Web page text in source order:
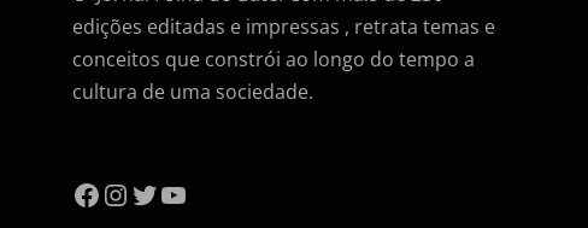
edições editadas e impressas , retrata temas e
conceitos que constrói ao longo do tempo a
cultura de uma sociedade.
Facebook
Instagram
Twitter
YouTube